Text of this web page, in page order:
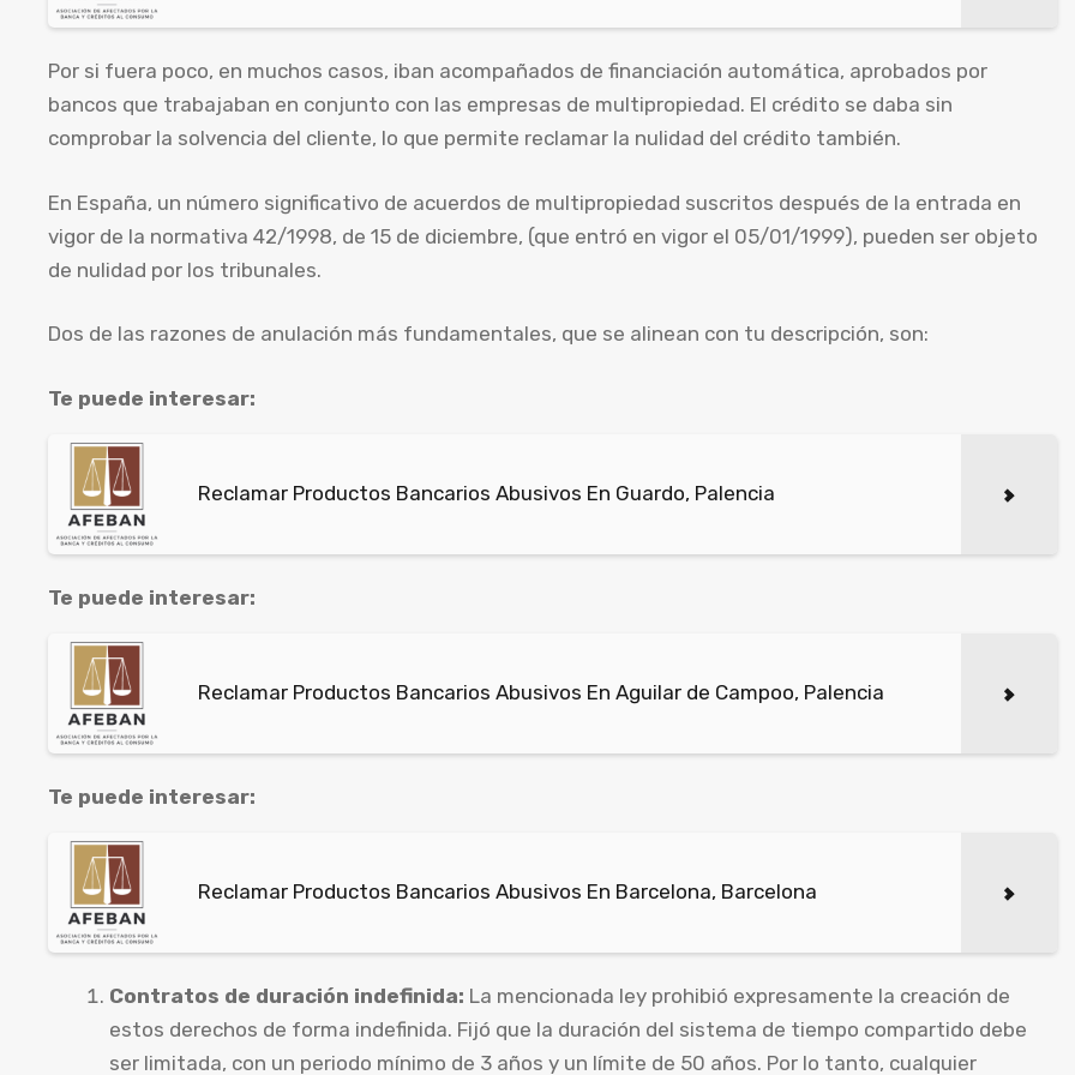
Por si fuera poco, en muchos casos, iban acompañados de financiación automática, aprobados por
bancos que trabajaban en conjunto con las empresas de multipropiedad. El crédito se daba sin
comprobar la solvencia del cliente, lo que permite reclamar la nulidad del crédito también.
En España, un número significativo de acuerdos de multipropiedad suscritos después de la entrada en
vigor de la normativa 42/1998, de 15 de diciembre, (que entró en vigor el 05/01/1999), pueden ser objeto
de nulidad por los tribunales.
Dos de las razones de anulación más fundamentales, que se alinean con tu descripción, son:
Te puede interesar:
Reclamar Productos Bancarios Abusivos En Guardo, Palencia
Te puede interesar:
Reclamar Productos Bancarios Abusivos En Aguilar de Campoo, Palencia
Te puede interesar:
Reclamar Productos Bancarios Abusivos En Barcelona, Barcelona
Contratos de duración indefinida: La mencionada ley prohibió expresamente la creación de
estos derechos de forma indefinida. Fijó que la duración del sistema de tiempo compartido debe
ser limitada, con un periodo mínimo de 3 años y un límite de 50 años. Por lo tanto, cualquier